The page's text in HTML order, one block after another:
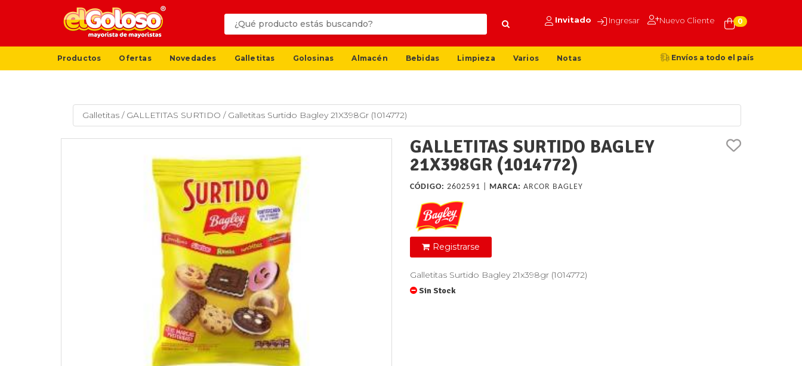
Invitado Ingresar Nuevo Cliente 0
Productos Ofertas Novedades Galletitas Golosinas Almacén Bebidas Limpieza Varios Notas Envíos a todo el país
Galletitas / GALLETITAS SURTIDO / Galletitas Surtido Bagley 21X398Gr (1014772)
GALLETITAS SURTIDO BAGLEY
21X398GR (1014772)
CÓDIGO: 2602591 | MARCA: ARCOR BAGLEY
Registrarse
Galletitas Surtido Bagley 21x398gr (1014772)
Sin Stock